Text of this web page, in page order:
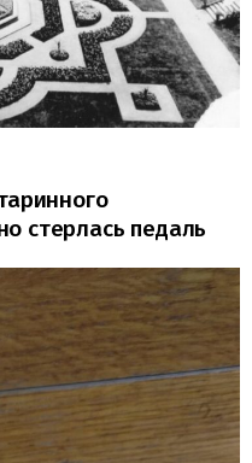
стерлась педаль